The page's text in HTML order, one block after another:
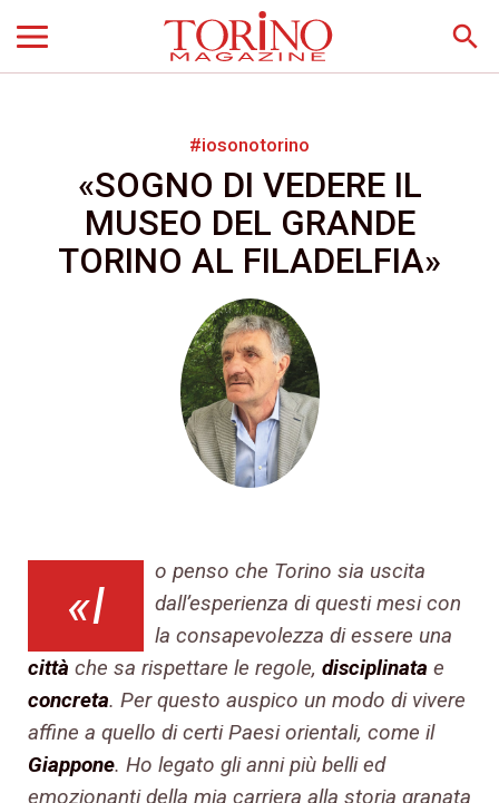
search
#iosonotorino
«SOGNO DI VEDERE IL
MUSEO DEL GRANDE
TORINO AL FILADELFIA»
«I
o penso che Torino sia uscita
dall’esperienza di questi mesi con
la consapevolezza di essere una
città che sa rispettare le regole, disciplinata e
concreta. Per questo auspico un modo di vivere
affine a quello di certi Paesi orientali, come il
Giappone. Ho legato gli anni più belli ed
emozionanti della mia carriera alla storia granata